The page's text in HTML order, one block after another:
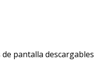
de pantalla descargables